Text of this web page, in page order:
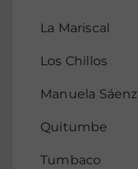
La Mariscal
Los Chillos
Manuela Sáenz
Quitumbe
Tumbaco